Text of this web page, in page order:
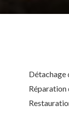
Détachage
Réparation